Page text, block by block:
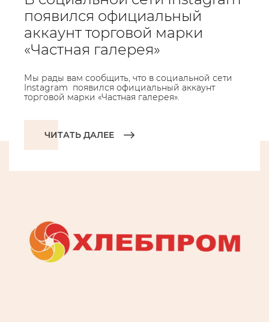
появился официальный
аккаунт торговой марки
«Частная галерея»
Мы рады вам сообщить, что в социальной сети
Instagram появился официальный аккаунт
торговой марки «Частная галерея».
ЧИТАТЬ ДАЛЕЕ